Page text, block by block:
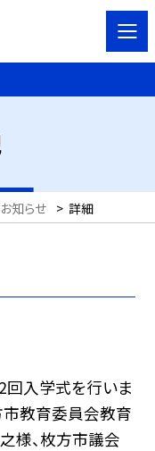
知らせ > 詳細
回入学式を行いま
市教育委員会教育
様、枚方市議会